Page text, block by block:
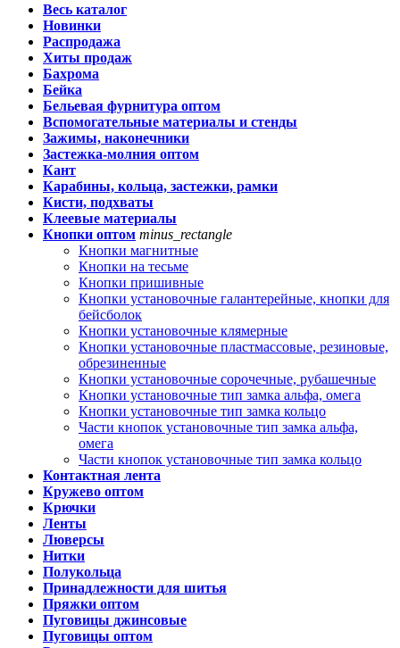
Весь каталог
Новинки
Распродажа
Хиты продаж
Бахрома
Бейка
Бельевая фурнитура оптом
Вспомогательные материалы и стенды
Зажимы, наконечники
Застежка-молния оптом
Кант
Карабины, кольца, застежки, рамки
Кисти, подхваты
Клеевые материалы
Кнопки оптом minus_rectangle
Кнопки магнитные
Кнопки на тесьме
Кнопки пришивные
Кнопки установочные галантерейные, кнопки для
бейсболок
Кнопки установочные клямерные
Кнопки установочные пластмассовые, резиновые,
обрезиненные
Кнопки установочные сорочечные, рубашечные
Кнопки установочные тип замка альфа, омега
Кнопки установочные тип замка кольцо
Части кнопок установочные тип замка альфа,
омега
Части кнопок установочные тип замка кольцо
Контактная лента
Кружево оптом
Крючки
Ленты
Люверсы
Нитки
Полукольца
Принадлежности для шитья
Пряжки оптом
Пуговицы джинсовые
Пуговицы оптом